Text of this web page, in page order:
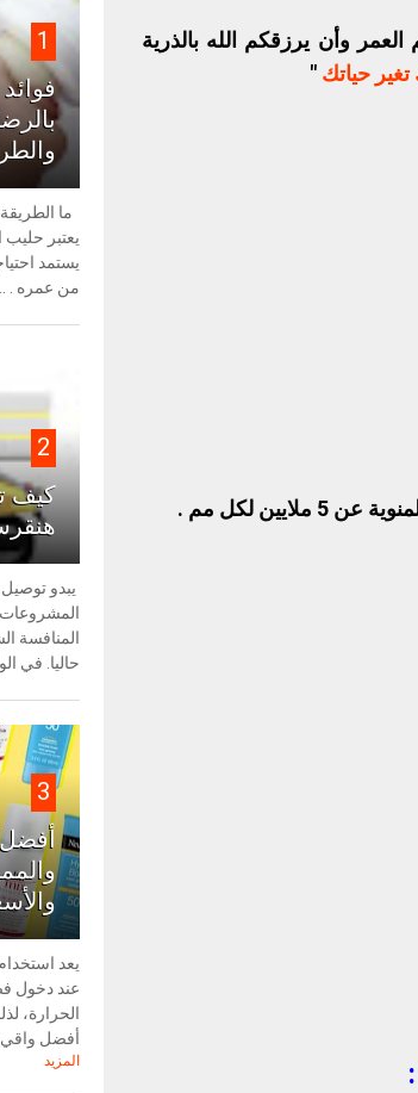
وأن يرزقكم الله بالذرية
حياتك "
لكل مم .
1
ما
يعتبر حليب
يستمد
من عمره . ...
2
كيف
يبدو
المشروعات
المنافسة
حاليا. في
3
يعد
عند دخول
الحرارة،
أفضل واقي
المزيد